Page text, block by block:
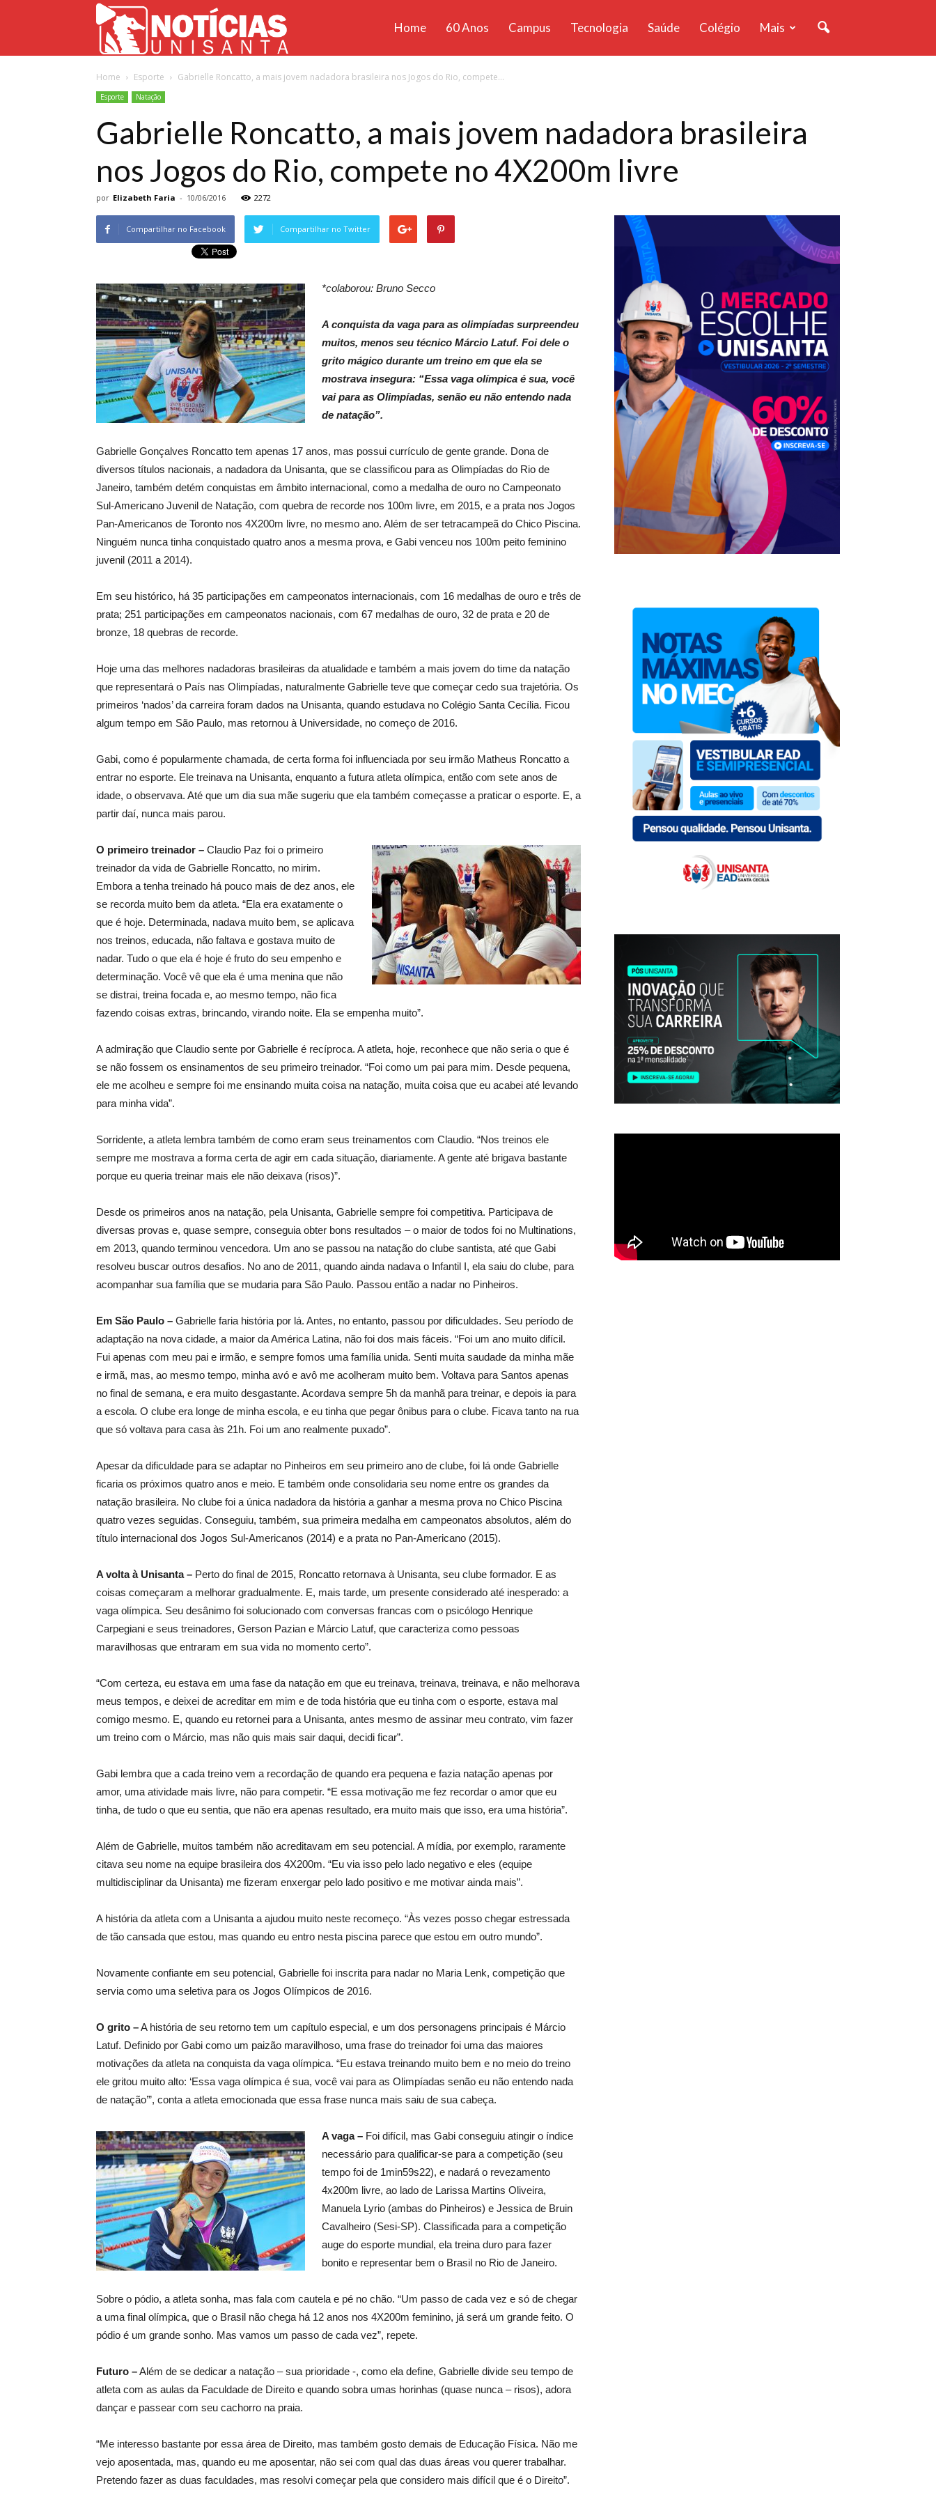
Unisanta
Home 60 Anos Campus Tecnologia Saúde Colégio Mais
Home Esporte Gabrielle Roncatto, a mais jovem nadadora brasileira nos Jogos do Rio, compete...
Esporte Natação
Gabrielle Roncatto, a mais jovem nadadora brasileira
nos Jogos do Rio, compete no 4X200m livre
por Elizabeth Faria - 10/06/2016 2272
Compartilhar no Facebook Compartilhar no Twitter
*colaborou: Bruno Secco
A conquista da vaga para as olimpíadas surpreendeu
muitos, menos seu técnico Márcio Latuf. Foi dele o
grito mágico durante um treino em que ela se
mostrava insegura: “Essa vaga olímpica é sua, você
vai para as Olimpíadas, senão eu não entendo nada
de natação”.
Gabrielle Gonçalves Roncatto tem apenas 17 anos, mas possui currículo de gente grande. Dona de
diversos títulos nacionais, a nadadora da Unisanta, que se classificou para as Olimpíadas do Rio de
Janeiro, também detém conquistas em âmbito internacional, como a medalha de ouro no Campeonato
Sul-Americano Juvenil de Natação, com quebra de recorde nos 100m livre, em 2015, e a prata nos Jogos
Pan-Americanos de Toronto nos 4X200m livre, no mesmo ano. Além de ser tetracampeã do Chico Piscina.
Ninguém nunca tinha conquistado quatro anos a mesma prova, e Gabi venceu nos 100m peito feminino
juvenil (2011 a 2014).
Em seu histórico, há 35 participações em campeonatos internacionais, com 16 medalhas de ouro e três de
prata; 251 participações em campeonatos nacionais, com 67 medalhas de ouro, 32 de prata e 20 de
bronze, 18 quebras de recorde.
Hoje uma das melhores nadadoras brasileiras da atualidade e também a mais jovem do time da natação
que representará o País nas Olimpíadas, naturalmente Gabrielle teve que começar cedo sua trajetória. Os
primeiros ‘nados’ da carreira foram dados na Unisanta, quando estudava no Colégio Santa Cecília. Ficou
algum tempo em São Paulo, mas retornou à Universidade, no começo de 2016.
Gabi, como é popularmente chamada, de certa forma foi influenciada por seu irmão Matheus Roncatto a
entrar no esporte. Ele treinava na Unisanta, enquanto a futura atleta olímpica, então com sete anos de
idade, o observava. Até que um dia sua mãe sugeriu que ela também começasse a praticar o esporte. E, a
partir daí, nunca mais parou.
O primeiro treinador – Claudio Paz foi o primeiro
treinador da vida de Gabrielle Roncatto, no mirim.
Embora a tenha treinado há pouco mais de dez anos, ele
se recorda muito bem da atleta. “Ela era exatamente o
que é hoje. Determinada, nadava muito bem, se aplicava
nos treinos, educada, não faltava e gostava muito de
nadar. Tudo o que ela é hoje é fruto do seu empenho e
determinação. Você vê que ela é uma menina que não
se distrai, treina focada e, ao mesmo tempo, não fica
fazendo coisas extras, brincando, virando noite. Ela se empenha muito”.
A admiração que Claudio sente por Gabrielle é recíproca. A atleta, hoje, reconhece que não seria o que é
se não fossem os ensinamentos de seu primeiro treinador. “Foi como um pai para mim. Desde pequena,
ele me acolheu e sempre foi me ensinando muita coisa na natação, muita coisa que eu acabei até levando
para minha vida”.
Sorridente, a atleta lembra também de como eram seus treinamentos com Claudio. “Nos treinos ele
sempre me mostrava a forma certa de agir em cada situação, diariamente. A gente até brigava bastante
porque eu queria treinar mais ele não deixava (risos)”.
Desde os primeiros anos na natação, pela Unisanta, Gabrielle sempre foi competitiva. Participava de
diversas provas e, quase sempre, conseguia obter bons resultados – o maior de todos foi no Multinations,
em 2013, quando terminou vencedora. Um ano se passou na natação do clube santista, até que Gabi
resolveu buscar outros desafios. No ano de 2011, quando ainda nadava o Infantil I, ela saiu do clube, para
acompanhar sua família que se mudaria para São Paulo. Passou então a nadar no Pinheiros.
Em São Paulo – Gabrielle faria história por lá. Antes, no entanto, passou por dificuldades. Seu período de
adaptação na nova cidade, a maior da América Latina, não foi dos mais fáceis. “Foi um ano muito difícil.
Fui apenas com meu pai e irmão, e sempre fomos uma família unida. Senti muita saudade da minha mãe
e irmã, mas, ao mesmo tempo, minha avó e avô me acolheram muito bem. Voltava para Santos apenas
no final de semana, e era muito desgastante. Acordava sempre 5h da manhã para treinar, e depois ia para
a escola. O clube era longe de minha escola, e eu tinha que pegar ônibus para o clube. Ficava tanto na rua
que só voltava para casa às 21h. Foi um ano realmente puxado”.
Apesar da dificuldade para se adaptar no Pinheiros em seu primeiro ano de clube, foi lá onde Gabrielle
ficaria os próximos quatro anos e meio. E também onde consolidaria seu nome entre os grandes da
natação brasileira. No clube foi a única nadadora da história a ganhar a mesma prova no Chico Piscina
quatro vezes seguidas. Conseguiu, também, sua primeira medalha em campeonatos absolutos, além do
título internacional dos Jogos Sul-Americanos (2014) e a prata no Pan-Americano (2015).
A volta à Unisanta – Perto do final de 2015, Roncatto retornava à Unisanta, seu clube formador. E as
coisas começaram a melhorar gradualmente. E, mais tarde, um presente considerado até inesperado: a
vaga olímpica. Seu desânimo foi solucionado com conversas francas com o psicólogo Henrique
Carpegiani e seus treinadores, Gerson Pazian e Márcio Latuf, que caracteriza como pessoas
maravilhosas que entraram em sua vida no momento certo”.
“Com certeza, eu estava em uma fase da natação em que eu treinava, treinava, treinava, e não melhorava
meus tempos, e deixei de acreditar em mim e de toda história que eu tinha com o esporte, estava mal
comigo mesmo. E, quando eu retornei para a Unisanta, antes mesmo de assinar meu contrato, vim fazer
um treino com o Márcio, mas não quis mais sair daqui, decidi ficar”.
Gabi lembra que a cada treino vem a recordação de quando era pequena e fazia natação apenas por
amor, uma atividade mais livre, não para competir. “E essa motivação me fez recordar o amor que eu
tinha, de tudo o que eu sentia, que não era apenas resultado, era muito mais que isso, era uma história”.
Além de Gabrielle, muitos também não acreditavam em seu potencial. A mídia, por exemplo, raramente
citava seu nome na equipe brasileira dos 4X200m. “Eu via isso pelo lado negativo e eles (equipe
multidisciplinar da Unisanta) me fizeram enxergar pelo lado positivo e me motivar ainda mais”.
A história da atleta com a Unisanta a ajudou muito neste recomeço. “Às vezes posso chegar estressada
de tão cansada que estou, mas quando eu entro nesta piscina parece que estou em outro mundo”.
Novamente confiante em seu potencial, Gabrielle foi inscrita para nadar no Maria Lenk, competição que
servia como uma seletiva para os Jogos Olímpicos de 2016.
O grito –A história de seu retorno tem um capítulo especial, e um dos personagens principais é Márcio
Latuf. Definido por Gabi como um paizão maravilhoso, uma frase do treinador foi uma das maiores
motivações da atleta na conquista da vaga olímpica. “Eu estava treinando muito bem e no meio do treino
ele gritou muito alto: ‘Essa vaga olímpica é sua, você vai para as Olimpíadas senão eu não entendo nada
de natação’”, conta a atleta emocionada que essa frase nunca mais saiu de sua cabeça.
A vaga – Foi difícil, mas Gabi conseguiu atingir o índice
necessário para qualificar-se para a competição (seu
tempo foi de 1min59s22), e nadará o revezamento
4x200m livre, ao lado de Larissa Martins Oliveira,
Manuela Lyrio (ambas do Pinheiros) e Jessica de Bruin
Cavalheiro (Sesi-SP). Classificada para a competição
auge do esporte mundial, ela treina duro para fazer
bonito e representar bem o Brasil no Rio de Janeiro.
Sobre o pódio, a atleta sonha, mas fala com cautela e pé no chão. “Um passo de cada vez e só de chegar
a uma final olímpica, que o Brasil não chega há 12 anos nos 4X200m feminino, já será um grande feito. O
pódio é um grande sonho. Mas vamos um passo de cada vez”, repete.
Futuro –Além de se dedicar a natação – sua prioridade -, como ela define, Gabrielle divide seu tempo de
atleta com as aulas da Faculdade de Direito e quando sobra umas horinhas (quase nunca – risos), adora
dançar e passear com seu cachorro na praia.
“Me interesso bastante por essa área de Direito, mas também gosto demais de Educação Física. Não me
vejo aposentada, mas, quando eu me aposentar, não sei com qual das duas áreas vou querer trabalhar.
Pretendo fazer as duas faculdades, mas resolvi começar pela que considero mais difícil que é o Direito”.